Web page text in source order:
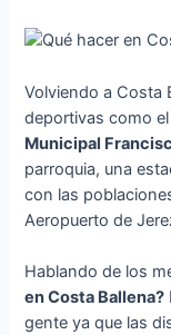
Volviendo a Costa
deportivas como
Municipal
parroquia, una
con las
Aeropuerto de
Hablando de los
en Costa Ballena?
gente ya que las